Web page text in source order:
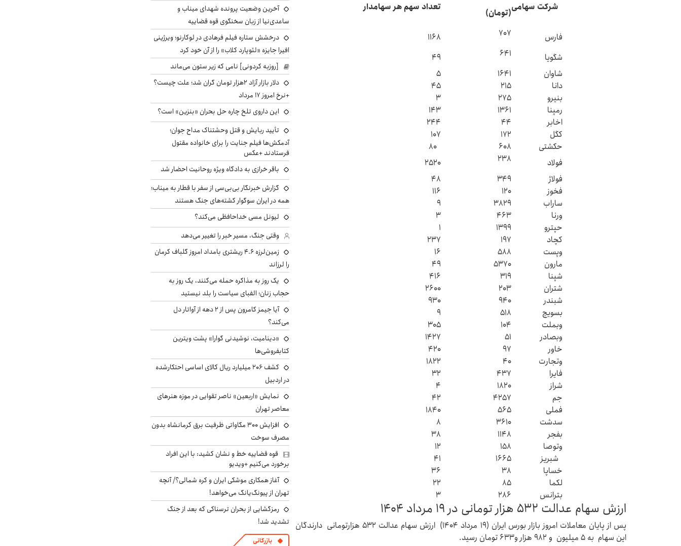
شرکت سهامی(تومان)
تعداد سهم هر سهامدار
فارس ۷۰۷
۱۱۶۸
شگویا
۶۴۱
۴۹
شاوان
۱۶۴۱
۵
دانا
۲۱۵
۴۵
بنیرو
۲۷۵
۳
رمپنا
۱۳۶۱
۱۴۳
اخابر
۴۴
۲۴۴
کگل
۱۷۲
۱۰۷
حکشتی‌
۶۰۸
فولاد
۲۳۸
۲۵۲۰
فولاژ
۳۴۹
۴۸
فخوز
۱۲۰
۱۱۶
ساراب
۳۸۲۹
۹
ورنا
۴۶۳
۳
حپترو
۱۳۹۹
۱
کچاد
۱۹۷
۲۳۷
وپست
۵۸۸
۱۶
مارون
۵۳۷۰
۴۹
شپنا
۳۱۹
۴۱۶
شتران
۲۰۳
۲۶۰۰
شبندر
۹۴۰
۹۳۰
بسویچ
۵۱۸
۹
وبملت
۱۰۴
۳۰۵
وبصادر
۵۱
۱۴۲۷
خاور
۹۷
۴۲۰
وتجارت
۴۰
۱۸۲۲
فایرا
۴۳۷
۳۲
شراز
۱۸۲۰
۴
جم
۴۲۵۷
۴۲
فملی
۵۶۵
۱۸۴۰
سدشت
۳۶۱۰
۸
بفجر
۱۱۴۸
۳۸
وتوصا
۱۵۸
۱۲
شبریز
۱۶۶۵
۴۱
خساپا
۳۸
۳۶
لکما
۸۵
۲۲
بترانس
۲۸۶ ۳
ارزش سهام عدالت ۵۳۲ هزار تومانی در ۱۹ مرداد ۱۴۰۴
پس از پایان معاملات امروز بازار بورس ایران (۱۹ مرداد ۱۴۰۴) ارزش سهام عدالت ۵۳۲ هزارتومانی دارندگان
این سهام به ۵ میلیون و ۹۸۲ هزار و۶۳۳ تومان رسید.
آخرین وضعیت پرونده شهدای میناب و
ساعدی‌نیا از زبان سخنگوی قوه قضاییه
درخشش ستاره فیلم فرهادی در لوکارنو؛ ویرژینی
افیرا جایزه «لئوپارد کلاب» را از آن خود کرد
[روزبه کردونی] نامی که زیر ستون می‌ماند
دلار بازار آزاد ۲هزار تومان گران شد؛ علت چیست؟
+نرخ امروز ۱۷ مرداد
این داروی تلخ چاره حل بحران «بنزین» است؟
تأیید ربایش و قتل وحشتناک مداح جوان؛
آدمکش‌ها فیلم جنایت را برای خانواده مقتول
فرستادند +عکس
باقر خرازی به دادگاه ویژه روحانیت احضار شد
گزارش خبرنگار بی‌بی‌سی از سفر با قطار به میناب؛
همه در ایران سوگوار کشته‌های جنگ هستند
لیونل مسی خداحافظی می‌کند؟
وقتی جنگ، مسیر خبر را تغییر می‌دهد
زمین‌لرزه ۴.۶ ریشتری بامداد امروز گلباف کرمان
را لرزاند
یک روز به مذاکره حمله می‌کنند، یک روز به
حجاب زنان؛ الفبای سیاست را بلد نیستید
آیا جیمز کامرون پس از ۲ دهه از آواتار دل
می‌کند؟
«دینامیت، نوشیدنی گوارا» پشت ویترین
کتابفروشی‌ها
کشف ۲۰۶ میلیارد ریال کالای اساسی احتکارشده
در اردبیل
نمایش «اربعین» ناصر تقوایی در موزه هنرهای
معاصر تهران
افزایش ۳۰۰ مگاواتی ظرفیت برق کرمانشاه بدون
مصرف سوخت
قوه قضاییه خط و نشان کشید: با این افراد
برخورد می‌کنیم +ویدیو
آغاز همکاری موشکی ایران و کره شمالی؟/ آنچه
تهران از پیونگ‌یانگ می‌خواهد!
رمزگشایی از بحران ترسناکی که بعد از جنگ
تشدید شد!
بازرگانی